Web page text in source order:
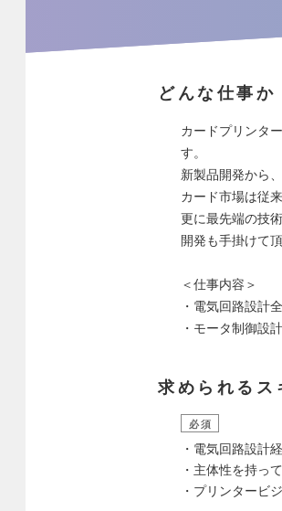
どんな仕事か
カードプリンタ
す。
新製品開発から
カード市場は従
更に最先端の技
開発も手掛けて頂
＜仕事内容＞
・電気回路設計
・モータ制御設
求められるス
必須
・電気回路設計
・主体性を持っ
・プリンタービ